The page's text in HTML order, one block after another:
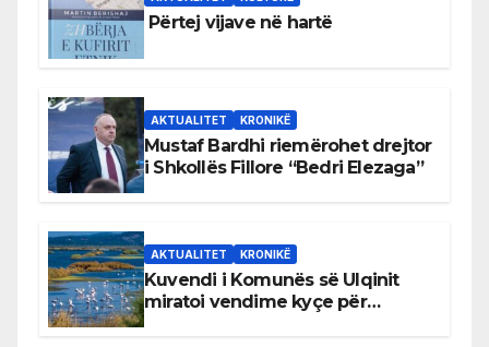
Përtej vijave në hartë
AKTUALITET KRONIKË
Mustaf Bardhi riemërohet drejtor
i Shkollës Fillore “Bedri Elezaga”
AKTUALITET KRONIKË
Kuvendi i Komunës së Ulqinit
miratoi vendime kyçe për